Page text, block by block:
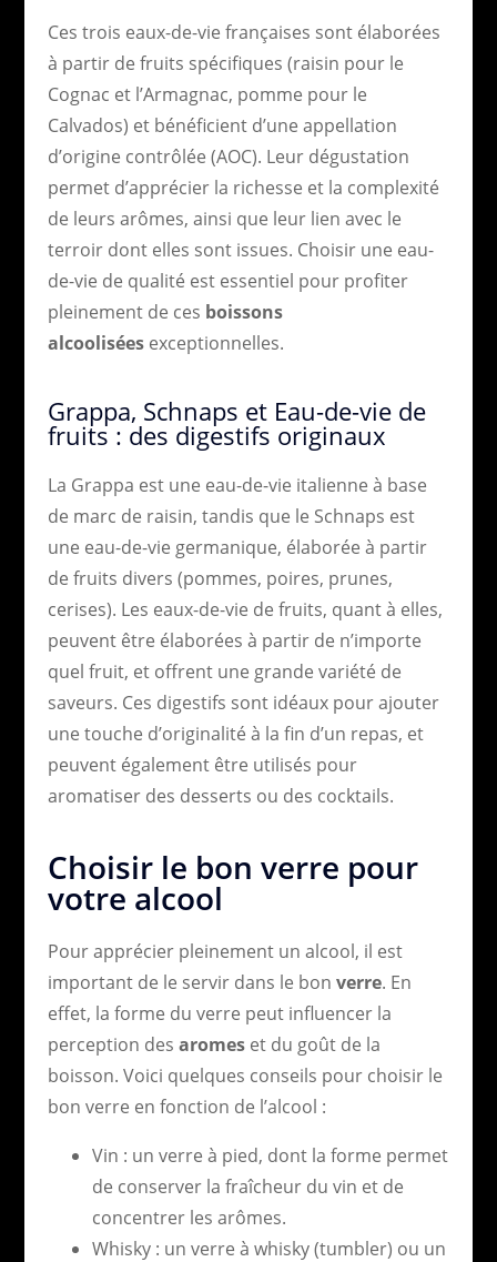
Ces trois eaux-de-vie françaises sont élaborées
à partir de fruits spécifiques (raisin pour le
Cognac et l’Armagnac, pomme pour le
Calvados) et bénéficient d’une appellation
d’origine contrôlée (AOC). Leur dégustation
permet d’apprécier la richesse et la complexité
de leurs arômes, ainsi que leur lien avec le
terroir dont elles sont issues. Choisir une eau-
de-vie de qualité est essentiel pour profiter
pleinement de ces boissons
alcooliséesexceptionnelles.
Grappa, Schnaps et Eau-de-vie de
fruits : des digestifs originaux
La Grappa est une eau-de-vie italienne à base
de marc de raisin, tandis que le Schnaps est
une eau-de-vie germanique, élaborée à partir
de fruits divers (pommes, poires, prunes,
cerises). Les eaux-de-vie de fruits, quant à elles,
peuvent être élaborées à partir de n’importe
quel fruit, et offrent une grande variété de
saveurs. Ces digestifs sont idéaux pour ajouter
une touche d’originalité à la fin d’un repas, et
peuvent également être utilisés pour
aromatiser des desserts ou des cocktails.
Choisir le bon verre pour
votre alcool
Pour apprécier pleinement un alcool, il est
important de le servir dans le bon verre. En
effet, la forme du verre peut influencer la
perception des aromeset du goût de la
boisson. Voici quelques conseils pour choisir le
bon verre en fonction de l’alcool :
Vin : un verre à pied, dont la forme permet
de conserver la fraîcheur du vin et de
concentrer les arômes.
Whisky : un verre à whisky (tumbler) ou un